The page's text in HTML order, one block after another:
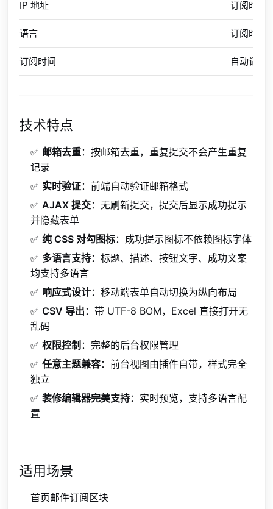
IP 地址 订阅时的
语言 订阅时的
订阅时间 自动记录
技术特点
✅ 邮箱去重：按邮箱去重，重复提交不会产生重复
记录
✅ 实时验证：前端自动验证邮箱格式
✅ AJAX 提交：无刷新提交，提交后显示成功提示
并隐藏表单
✅纯 CSS 对勾图标：成功提示图标不依赖图标字体
✅ 多语言支持：标题、描述、按钮文字、成功文案
均支持多语言
✅ 响应式设计：移动端表单自动切换为纵向布局
✅CSV 导出 ：带 UTF-8 BOM，Excel 直接打开无
乱码
✅权限控制 ：完整的后台权限管理
✅任意主题兼容：前台视图由插件自带，样式完全
独立
✅装修编辑器完美支持：实时预览，支持多语言配
置
适用场景
首页邮件订阅区块